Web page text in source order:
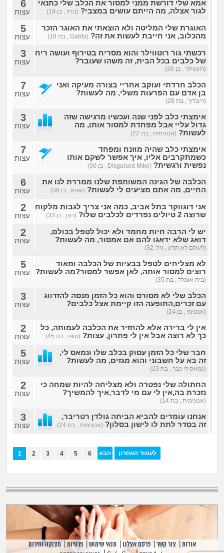
יוקר המחיה
גאווה
אמא שלי דורשת ממני למסור את הכלב שלי כתנאי
לגור אצלה, מה הייתם עושים במצבי? (בדוי , בן 19)
6
עצות
האוגרת שלי המליטה ולא הוצאתי את האוגר הזכר
מהכלוב, אני חייבת לעשות את זה? (Gabbi , בת 18)
5
עצות
רכשתי גור רוטווילר והוא מסריח בטירוף ועושה ריח
של כלבים בכל הבית, זה משהו שעובר?
(רוטווילר , בן 26)
3
עצות
הכלב חרדתי ועוקב אחריי בצורה מעיקה ואני
בן אדם עם הפרעות משלי, מה לעשות?
(ריצ'רץ' , בת 28)
7
עצות
אימצתי כלב לפני שנה ועכשיו מרגישה שזה
גדול עליי אבל מפחדת למסור אותו, מה
לעשות? (אנונימית , בת 22)
3
עצות
אימצתי כלב שהיה מוזנח ומפחד
כשמתקרבים אליו, איך אפשר לשקם אותו
נפשית ורגשית? (Disguised Mike , בן 90)
7
עצות
הכלבה של הגינה המשותפת שלנו ממררת לנו את
החיים, מה אתם מציעים לי לעשות? (שגיא , בן 36)
6
עצות
אני דוגווקר בתל אביב, כמה אני צריך לגבות מלקוח
שרוצה 2 טיולים נפרדים לכלבים שלו?
(רונן , בן 33)
2
עצות
יש לי הרבה חיות מחמד ולא יכול לטפל בכולם,
דואג שלא ידאגו להם אם אמסור, מה לעשות?
(לעולם לא תדע , גיל: 32)
2
עצות
לא מצליחים לטפל בבעיות של הכלבה ומאוד
רוצים למסור אותה, לאן אפשר למסור?מה לעשות?
(בית אומלל , בת 35)
5
עצות
הכלב שלי לא מסורס והוא כל הזמן מנסה להזדווג
עם זכרים,התופעה הזו קיימת אצל כלבים?
(אנונימי , בן 24)
3
עצות
אין לי ברירה אלא להחזיר את הכלבה לעמותה, כל
כך לא רוצה אבל אין לי פתרון, עצות? (טופי , בת 45)
2
עצות
חבר שלי כל הזמן עסוק בכלב שלו ונמאס לי,
זה בא על חשבוני והוא מגזים, מה לעשות?
(נמאס לי כבר , בת 23)
5
עצות
החתולה שלי נפטרה ולא מצליחה להיות שמחה כי
נזכרת בה,אין לי עם מי לדבר,איך להמשיך?
(אנונימית , בת 14)
2
עצות
אנחנו עומדים להביא הביתה גולדן רטריבר,
זה בסדר לתת לו לישון בסלון? (אנונימית , בת 24)
3
עצות
1 2 3 4 5 6 הבא לעמוד האחרון
אודות צור קשר |פרסם אצלנו |תנאי שימוש |פרטיות |מצוקה וחירום